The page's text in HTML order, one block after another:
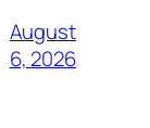
August
6, 2026